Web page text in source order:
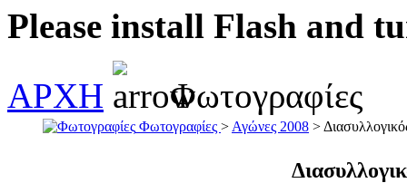
Please install Flash and
ΑΡΧΗ
Φωτογραφίες
Φωτογραφίες > Αγώνες 2008 >